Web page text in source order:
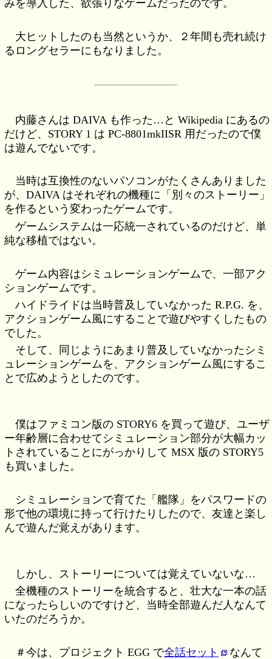
みを導入した、欲張りなゲームだったのです。
大ヒットしたのも当然というか、２年間も売れ続け
るロングセラーにもなりました。
内藤さんは DAIVA も作った…と Wikipedia にあるの
だけど、STORY 1 は PC-8801mkIISR 用だったので僕
は遊んでないです。
当時は互換性のないパソコンがたくさんありました
が、DAIVA はそれぞれの機種に「別々のストーリー」
を作るという変わったゲームです。
ゲームシステムは一応統一されているのだけど、単
純な移植ではない。
ゲーム内容はシミュレーションゲームで、一部アク
ションゲームです。
ハイドライドは当時普及していなかった R.P.G. を、
アクションゲーム風にすることで遊びやすくしたもの
でした。
そして、同じようにあまり普及していなかったシミ
ュレーションゲームを、アクションゲーム風にするこ
とで広めようとしたのです。
僕はファミコン版の STORY6 を買って遊び、ユーザ
ー年齢層に合わせてシミュレーション部分が大幅カッ
トされていることにがっかりして MSX 版の STORY5
も買いました。
シミュレーションで育てた「艦隊」をパスワードの
形で他の環境に持って行けたりしたので、友達と楽し
んで遊んだ覚えがあります。
しかし、ストーリーについては覚えていないな…
全機種のストーリーを統合すると、壮大な一本の話
になったらしいのですけど、当時全部遊んだ人なんて
いたのだろうか。
＃今は、プロジェクト EGG で全話セット
なんて